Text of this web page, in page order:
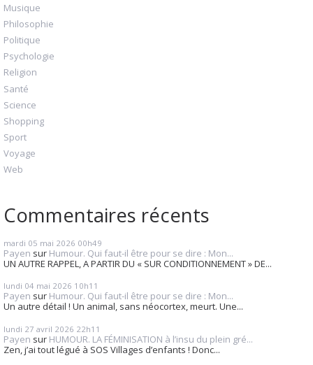
Musique
Philosophie
Politique
Psychologie
Religion
Santé
Science
Shopping
Sport
Voyage
Web
Commentaires récents
mardi 05 mai 2026 00h49
Payen sur Humour. Qui faut-il être pour se dire : Mon...
UN AUTRE RAPPEL, A PARTIR DU « SUR CONDITIONNEMENT » DE...
lundi 04 mai 2026 10h11
Payen sur Humour. Qui faut-il être pour se dire : Mon...
Un autre détail ! Un animal, sans néocortex, meurt. Une...
lundi 27 avril 2026 22h11
Payen sur HUMOUR. LA FÉMINISATION à l’insu du plein gré...
Zen, j’ai tout légué à SOS Villages d’enfants ! Donc...